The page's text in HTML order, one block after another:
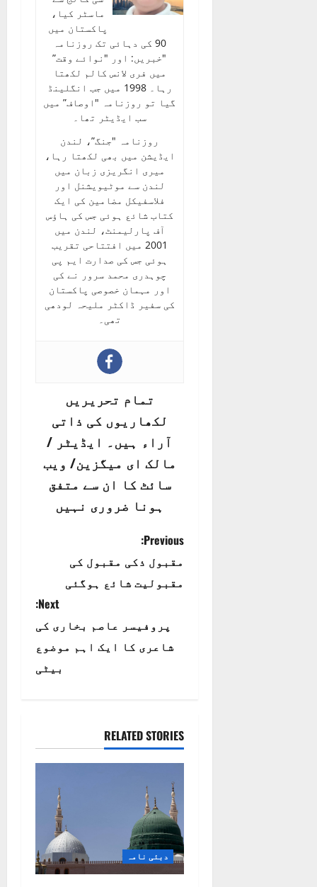
ماسٹر کیا،
پاکستان میں
90 کی دہائی تک روزنامہ
"خبریں: اور "نوائے وقت”
میں فری لانس کالم لکھتا
رہا۔ 1998 میں جب انگلینڈ
گیا تو روزنامہ "اوصاف” میں
سب ایڈیٹر تھا۔
روزنامہ "جنگ”، لندن
ایڈیشن میں بھی لکھتا رہا،
میری انگریزی زبان میں
لندن سے موٹیویشنل اور
فلاسفیکل مضامین کی ایک
کتاب شائع ہوئی جس کی ہاؤس
آف پارلیمنٹ، لندن میں
2001 میں افتتاحی تقریب
ہوئی جس کی صدارت ایم پی
چوہدری محمد سرور نے کی
اور مہمان خصوصی پاکستان
کی سفیر ڈاکٹر ملیحہ لودھی
تھی۔
تمام تحریریں
لکھاریوں کی ذاتی
آراء ہیں۔ ایڈیٹر /
مالک ای میگزین/ ویب
سائٹ کا ان سے متفق
ہونا ضروری نہیں
P
o
v
i
g
a
t
i
Previous:
مقبول ذکی مقبول کی
مقبولیت شائع ہوگئی
Next:
پروفیسر عاصم بخاری کی
شاعری کا ایک اہم موضوع
بیٹی
RELATED STORIES
دبئی نامہ